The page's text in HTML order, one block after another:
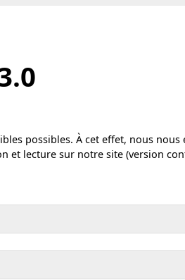
possibles. À cet effet, nous nous
lecture sur notre site (version